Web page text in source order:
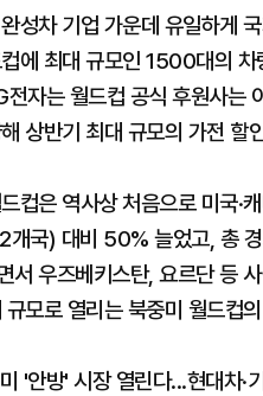
성차 기업 가운데 유일하게
에 최대 규모인 1500대의
전자는 월드컵 공식 후원사는
상반기 최대 규모의 가전 할
컵은 역사상 처음으로 미국·
개국) 대비 50% 늘었고, 총
서 우즈베키스탄, 요르단 등
규모로 열리는 북중미 월드컵
'안방' 시장 열린다...현대차·